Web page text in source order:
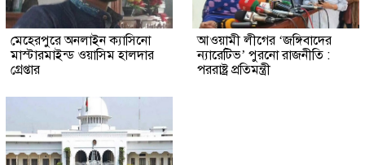
মেহেরপুরে অনলাইন ক্যাসিনো
মাস্টারমাইন্ড ওয়াসিম হালদার
গ্রেপ্তার
আওয়ামী লীগের ‘জঙ্গিবাদের
ন্যারেটিভ’ পুরনো রাজনীতি :
পররাষ্ট্র প্রতিমন্ত্রী